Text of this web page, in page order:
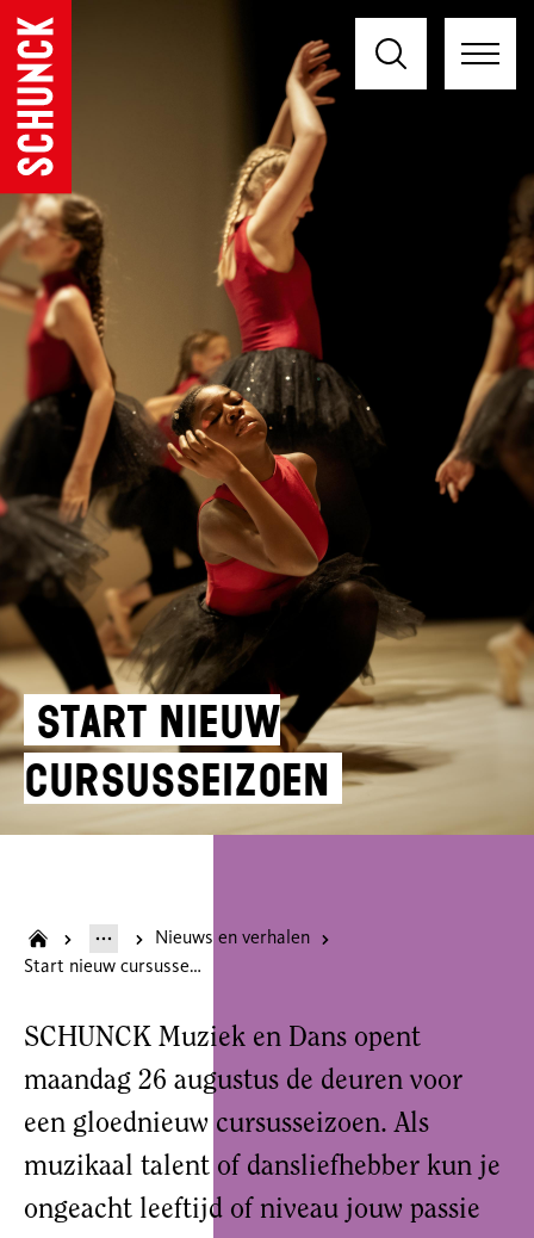
Start nieuw
cursusseizoen
Nieuws en verhalen
Start nieuw cursusseizoen SCHUNCK Muziek en Dans
SCHUNCK Muziek en Dans opent
maandag 26 augustus de deuren voor
een gloednieuw cursusseizoen. Als
muzikaal talent of dansliefhebber kun je
ongeacht leeftijd of niveau jouw passie